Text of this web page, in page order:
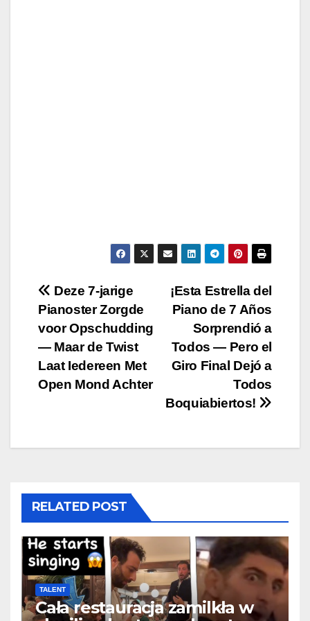
Post
navigation
¡Esta Estrella del
Piano de 7 Años
Sorprendió a
Todos — Pero el
Giro Final Dejó a
Todos
Boquiabiertos!
Deze 7-jarige
Pianoster Zorgde
voor Opschudding
— Maar de Twist
Laat Iedereen Met
Open Mond Achter
RELATED POST
TALENT
Cała restauracja zamilkła w